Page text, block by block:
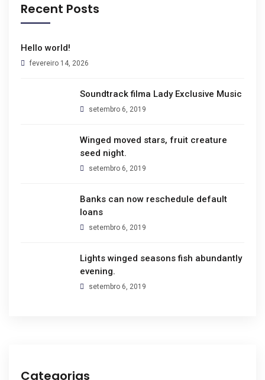
Recent Posts
Hello world!
fevereiro 14, 2026
Soundtrack filma Lady Exclusive Music
setembro 6, 2019
Winged moved stars, fruit creature
seed night.
setembro 6, 2019
Banks can now reschedule default
loans
setembro 6, 2019
Lights winged seasons fish abundantly
evening.
setembro 6, 2019
Categorias